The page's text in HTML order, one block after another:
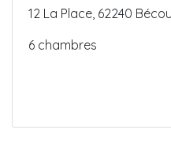
12 La Place, 62240
6 chambres